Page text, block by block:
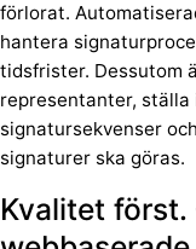
förlorat.
hantera
tidsfrister. Dessutom
representanter, ställa
signatursekvenser
signaturer ska göras.
Kvalitet